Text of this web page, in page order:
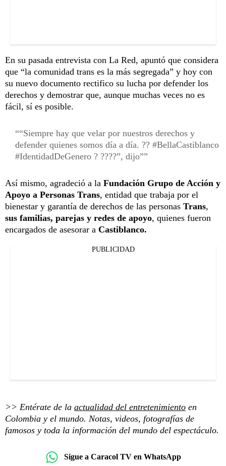
En su pasada entrevista con La Red, apuntó que considera
que “la comunidad trans es la más segregada” y hoy con
su nuevo documento rectifico su lucha por defender los
derechos y demostrar que, aunque muchas veces no es
fácil, sí es posible.
“Siempre hay que velar por nuestros derechos y
defender quienes somos día a día. ?? #BellaCastiblanco
#IdentidadDeGenero ? ????”, dijo”
Así mismo, agradeció a la Fundación Grupo de Acción y
Apoyo a Personas Trans, entidad que trabaja por el
bienestar y garantía de derechos de las personas Trans,
sus familias, parejas y redes de apoyo, quienes fueron
encargados de asesorar a Castiblanco.
PUBLICIDAD
>> Entérate de la actualidad del entretenimiento en
Colombia y el mundo. Notas, videos, fotografías de
famosos y toda la información del mundo del espectáculo.
Sigue a Caracol TV en WhatsApp